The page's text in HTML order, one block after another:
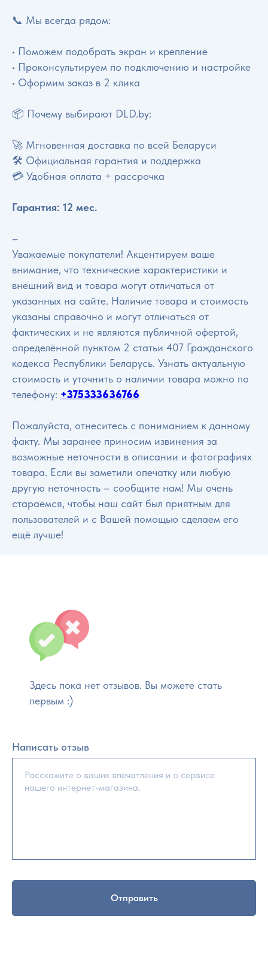
📞 Мы всегда рядом:
• Поможем подобрать экран и крепление
• Проконсультируем по подключению и настройке
• Оформим заказ в 2 клика
📦 Почему выбирают DLD.by:
🚀 Мгновенная доставка по всей Беларуси
🛠 Официальная гарантия и поддержка
💳 Удобная оплата + рассрочка
Гарантия: 12 мес.
–
Уважаемые покупатели! Акцентируем ваше
внимание, что технические характеристики и
внешний вид и товара могут отличаться от
указанных на сайте. Наличие товара и стоимость
указаны справочно и могут отличаться от
фактических и не являются публичной офертой,
определённой пунктом 2 статьи 407 Гражданского
кодекса Республики Беларусь. Узнать актуальную
стоимость и уточнить о наличии товара можно по
телефону: +375333636766
Пожалуйста, отнеситесь с пониманием к данному
факту. Мы заранее приносим извинения за
возможные неточности в описании и фотографиях
товара. Если вы заметили опечатку или любую
другую неточность – сообщите нам! Мы очень
стараемся, чтобы наш сайт был приятным для
пользователей и с Вашей помощью сделаем его
ещё лучше!
Здесь пока нет отзывов. Вы можете стать
первым :)
Написать отзыв
Отправить